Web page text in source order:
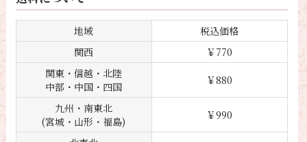
地域
税込価格
関西
￥770
関東・信越・北陸
中部・中国・四国
￥880
九州・南東北
(宮城・山形・福島)
￥990